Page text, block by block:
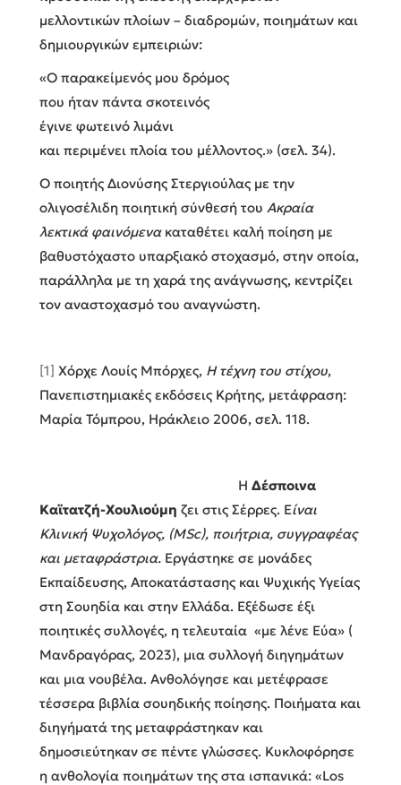
μελλοντικών πλοίων – διαδρομών, ποιημάτων και
δημιουργικών εμπειριών:
«Ο παρακείμενός μου δρόμος
που ήταν πάντα σκοτεινός
έγινε φωτεινό λιμάνι
και περιμένει πλοία του μέλλοντος.» (σελ. 34).
Ο ποιητής Διονύσης Στεργιούλας με την
ολιγοσέλιδη ποιητική σύνθεσή του Ακραία
λεκτικά φαινόμενακαταθέτει καλή ποίηση με
βαθυστόχαστο υπαρξιακό στοχασμό, στην οποία,
παράλληλα με τη χαρά της ανάγνωσης, κεντρίζει
τον αναστοχασμό του αναγνώστη.
[1] Χόρχε Λουίς Μπόρχες, Η τέχνη του στίχου,
Πανεπιστημιακές εκδόσεις Κρήτης, μετάφραση:
Μαρία Τόμπρου, Ηράκλειο 2006, σελ. 118.
Η Δέσποινα
Καϊτατζή-Χουλιούμη ζει στις Σέρρες. Είναι
Κλινική Ψυχολόγος, (MSc), ποιήτρια, συγγραφέας
και μεταφράστρια. Εργάστηκε σε μονάδες
Εκπαίδευσης, Αποκατάστασης και Ψυχικής Υγείας
στη Σουηδία και στην Ελλάδα. Εξέδωσε έξι
ποιητικές συλλογές, η τελευταία «με λένε Εύα» (
Μανδραγόρας, 2023), μια συλλογή διηγημάτων
και μια νουβέλα. Ανθολόγησε και μετέφρασε
τέσσερα βιβλία σουηδικής ποίησης. Ποιήματα και
διηγήματά της μεταφράστηκαν και
δημοσιεύτηκαν σε πέντε γλώσσες. Κυκλοφόρησε
η ανθολογία ποιημάτων της στα ισπανικά: «Los